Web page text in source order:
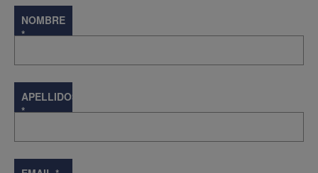
NOMBRE
*
APELLIDOS
*